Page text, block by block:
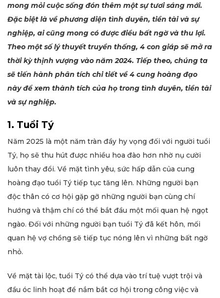
mong mỏi cuộc sống đón thêm một sự tươi sáng mới.
Đặc biệt là về phương diện tình duyên, tiền tài và sự
nghiệp, ai cũng mong có được điều bất ngờ và thu lợi.
Theo một số lý thuyết truyền thống, 4 con giáp sẽ mở ra
thời kỳ thịnh vượng vào năm 2024. Tiếp theo, chúng ta
sẽ tiến hành phân tích chi tiết về 4 cung hoàng đạo
này để xem thành tích của họ trong tình duyên, tiền tài
và sự nghiệp.
1. Tuổi Tý
Năm 2025 là một năm tràn đầy hy vọng đối với người tuổi
Tý, họ sẽ thu hút được nhiều hoa đào hơn nhờ nụ cười
luôn thay đổi. Về mặt tình yêu, sức hấp dẫn của cung
hoàng đạo tuổi Tý tiếp tục tăng lên. Những người bạn
độc thân có cơ hội gặp gỡ những người bạn cùng chí
hướng và thậm chí có thể bắt đầu một mối quan hệ ngọt
ngào. Đối với những người bạn tuổi Tý đã kết hôn, mối
quan hệ vợ chồng sẽ tiếp tục nóng lên vì những bất ngờ
nhỏ.
Về mặt tài lộc, tuổi Tý có thể dựa vào trí tuệ vượt trội và
đầu óc linh hoạt để nắm bắt cơ hội trong công việc và